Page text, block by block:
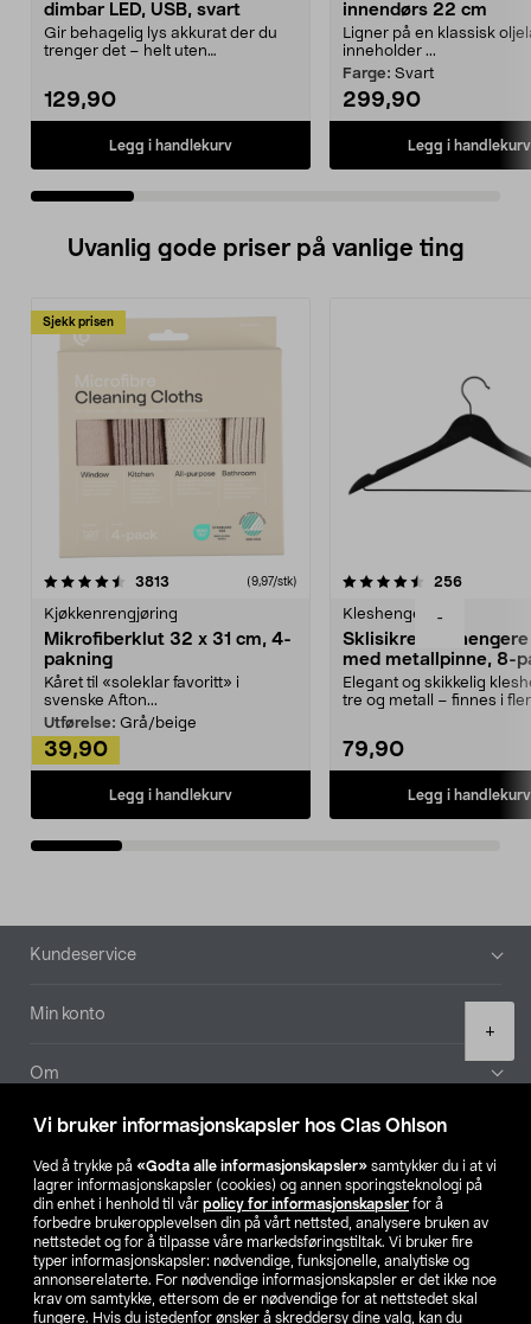
Vi bruker informasjonskapsler hos Clas Ohlson
Ved å trykke på «Godta alle informasjonskapsler» samtykker du i at vi
lagrer informasjonskapsler (cookies) og annen sporingsteknologi på
din enhet i henhold til vår policy for informasjonskapsler for å
forbedre brukeropplevelsen din på vårt nettsted, analysere bruken av
nettstedet og for å tilpasse våre markedsføringstiltak. Vi bruker fire
typer informasjonskapsler: nødvendige, funksjonelle, analytiske og
annonserelaterte. For nødvendige informasjonskapsler er det ikke noe
krav om samtykke, ettersom de er nødvendige for at nettstedet skal
fungere. Hvis du istedenfor ønsker å skreddersy dine valg, kan du
-
+
dimbar LED, USB, svart
Gir behagelig lys akkurat der du
trenger det – helt uten
129,90
Legg i handlekurv
innendørs 22 cm
Ligner på en klassisk
inneholder ...
Farge: Svart
299,90
Legg i handlekurv
Uvanlig gode priser på vanlige ting
Sjekk prisen
3813 anmeldelser(9,97/stk)
Kjøkkenrengjøring
Mikrofiberklut 32 x 31 cm, 4-
pakning
Kåret til «soleklar favoritt» i
svenske Afton...
Utførelse: Grå/beige
39,90
Legg i handlekurv
4.5av 5 stjerner 256
Kleshengere
Sklisikre
med metallpinne, 8-
Elegant og skikkelig
tre og metall – finnes i
79,90
Legg i handlekurv
4.5av 5 stjerner
Bunntekst
Kundeservice
Min konto
Om
Aktuelt
Våre selskaper
Finn din butikk
SE NO FI